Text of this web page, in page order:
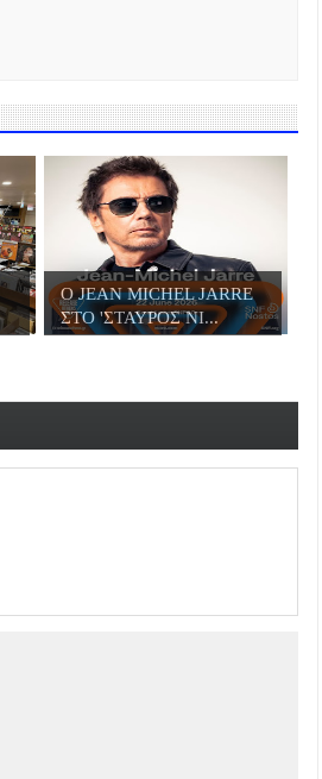
Ο JΕΑN MICHEL JARRE
ΣΤΟ 'ΣΤΑΥΡΟΣ ΝΙ...